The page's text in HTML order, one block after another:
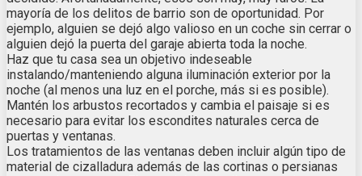
mayoría de los delitos de barrio son de oportunidad. Por
ejemplo, alguien se dejó algo valioso en un coche sin cerrar o
alguien dejó la puerta del garaje abierta toda la noche.
Haz que tu casa sea un objetivo indeseable
instalando/manteniendo alguna iluminación exterior por la
noche (al menos una luz en el porche, más si es posible).
Mantén los arbustos recortados y cambia el paisaje si es
necesario para evitar los escondites naturales cerca de
puertas y ventanas.
Los tratamientos de las ventanas deben incluir algún tipo de
material de cizalladura además de las cortinas o persianas